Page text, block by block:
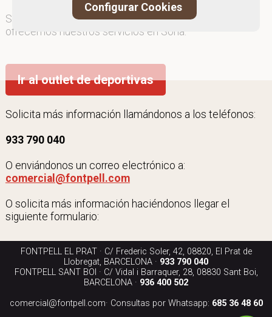
Somos especialistas en Outlet de deportivas
ofrecemos nuestros servicios en Soria.
Ir al outlet de deportivas
Solicita más información llamándonos a los teléfonos:
933 790 040
O enviándonos un correo electrónico a:
comercial@fontpell.com
O solicita más información haciéndonos llegar el
siguiente formulario:
FONTPELL EL PRAT · C/ Frederic Soler, 42, 08820, El Prat de
Llobregat, BARCELONA · 933 790 040
FONTPELL SANT BOI · C/ Vidal i Barraquer, 28, 08830 Sant Boi,
BARCELONA · 936 400 502
comercial@fontpell.com· Consultas por Whatsapp: 685 36 48 60
Configurar Cookies